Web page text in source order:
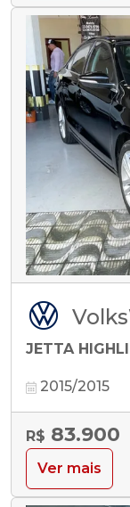
JETTA
2015/2015
R$ 83.900
Ver mais